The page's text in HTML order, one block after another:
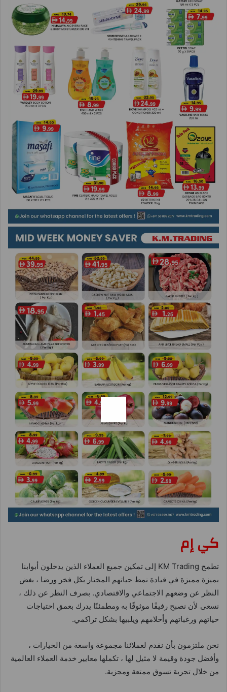
كي إم
تطمح KM Trading إلى تمكين جميع العملاء الذين يدخلون أبوابنا
بميزة مميزة في قيادة نمط حياتهم المختار بكل فخر ورضا ، بغض
النظر عن وضعهم الاجتماعي والاقتصادي. بصرف النظر عن ذلك ،
نسعى لأن نصبح رفيقًا موثوقًا به ومطمئنًا يدرك بعمق احتياجات
حياتهم ورغباتهم وأحلامهم ويلبيها بشكل تراكمي.
نحن ملتزمون بأن نقدم لعملائنا مجموعة واسعة من الخيارات ،
وأفضل جودة وقيمة لا مثيل لها ، تكملها معايير خدمة العملاء العالمية
من خلال تجربة تسوق ممتعة ومجزية.